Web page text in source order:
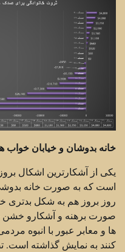
خانه بدوشان و خیابان خواب
است که به صورت خانه
روز بروز هم به شکل بدتری
صورت برهنه و آشکارو خشن
ها و معابر عبور با انبوه
کنند به نمایش گذاشته است.